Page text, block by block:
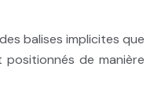
balises implicites que
de manière